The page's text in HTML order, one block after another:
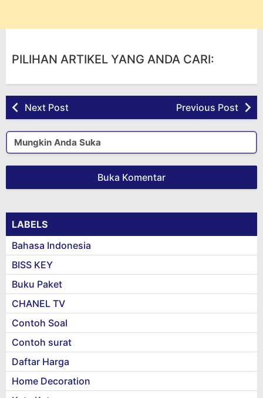
PILIHAN ARTIKEL YANG ANDA CARI:
Next Post Previous Post
Mungkin Anda Suka
Buka Komentar
LABELS
Bahasa Indonesia
BISS KEY
Buku Paket
CHANEL TV
Contoh Soal
Contoh surat
Daftar Harga
Home Decoration